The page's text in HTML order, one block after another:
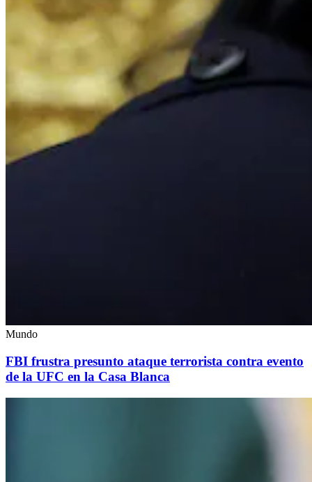
Mundo
FBI frustra presunto ataque terrorista contra evento
de la UFC en la Casa Blanca